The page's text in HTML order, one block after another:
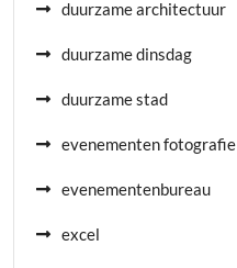
duurzame architectuur
duurzame dinsdag
duurzame stad
evenementen fotografie
evenementenbureau
excel